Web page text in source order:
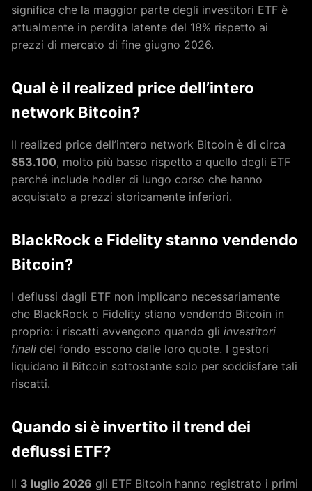
significa che la maggior parte degli investitori ETF è
attualmente in perdita latente del 18% rispetto ai
prezzi di mercato di fine giugno 2026.
Qual è il realized price dell’intero
network Bitcoin?
Il realized price dell’intero network Bitcoin è di circa
$53.100, molto più basso rispetto a quello degli ETF
perché include hodler di lungo corso che hanno
acquistato a prezzi storicamente inferiori.
BlackRock e Fidelity stanno vendendo
Bitcoin?
I deflussi dagli ETF non implicano necessariamente
che BlackRock o Fidelity stiano vendendo Bitcoin in
proprio: i riscatti avvengono quando gli investitori
finali del fondo escono dalle loro quote. I gestori
liquidano il Bitcoin sottostante solo per soddisfare tali
riscatti.
Quando si è invertito il trend dei
deflussi ETF?
Il 3 luglio 2026 gli ETF Bitcoin hanno registrato i primi